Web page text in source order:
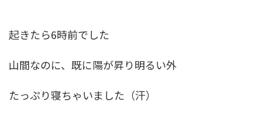
起きたら6時前でした
山間なのに、既に陽が昇り明るい外
たっぷり寝ちゃいました（汗）